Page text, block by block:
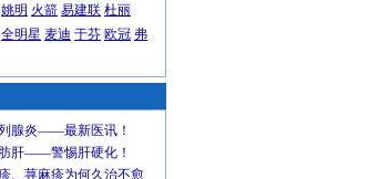
姚明 火箭 易建联 杜丽
全明星 麦迪 于芬 欧冠 弗